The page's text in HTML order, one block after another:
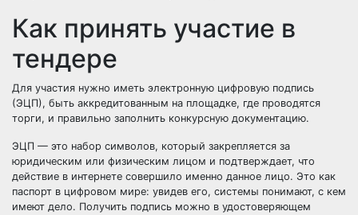
Как принять участие в
тендере
Для участия нужно иметь электронную цифровую подпись
(ЭЦП), быть аккредитованным на площадке, где проводятся
торги, и правильно заполнить конкурсную документацию.
ЭЦП — это набор символов, который закрепляется за
юридическим или физическим лицом и подтверждает, что
действие в интернете совершило именно данное лицо. Это как
паспорт в цифровом мире: увидев его, системы понимают, с кем
имеют дело. Получить подпись можно в удостоверяющем